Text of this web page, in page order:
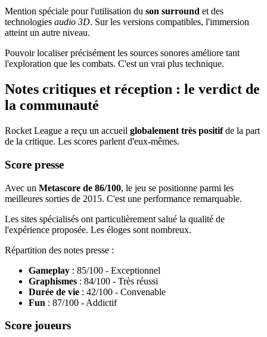
Mention spéciale pour l'utilisation du son surround et des
technologies audio 3D. Sur les versions compatibles, l'immersion
atteint un autre niveau.
Pouvoir localiser précisément les sources sonores améliore tant
l'exploration que les combats. C'est un vrai plus technique.
Notes critiques et réception : le verdict de
la communauté
Rocket League a reçu un accueil globalement très positifde la part
de la critique. Les scores parlent d'eux-mêmes.
Score presse
Avec un Metascore de 86/100, le jeu se positionne parmi les
meilleures sorties de 2015. C'est une performance remarquable.
Les sites spécialisés ont particulièrement salué la qualité de
l'expérience proposée. Les éloges sont nombreux.
Répartition des notes presse :
Gameplay : 85/100 - Exceptionnel
Graphismes : 84/100 - Très réussi
Durée de vie : 42/100 - Convenable
Fun : 87/100 - Addictif
Score joueurs